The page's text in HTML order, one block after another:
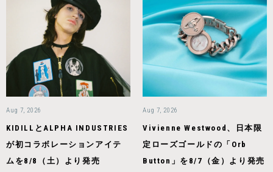
Aug 7, 2026
KIDILLとALPHA INDUSTRIES
が初コラボレーションアイテ
ムを8/8（土）より発売
Aug 7, 2026
Vivienne Westwood、日本限
定ローズゴールドの「Orb
Button」を8/7（金）より発売